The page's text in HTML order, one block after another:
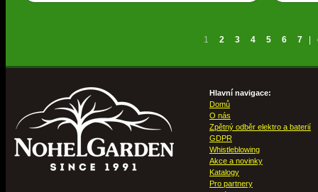
1 2 3 4 5 6 7
Hlavní navigace:
Domů
O nás
Zpětný odběr elektro a baterií
GDPR
Whistleblowing
Akce a novinky
Katalogy
Pro partnery